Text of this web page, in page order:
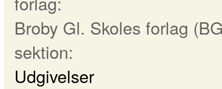
Broby Gl. Skoles forlag
sektion:
Udgivelser